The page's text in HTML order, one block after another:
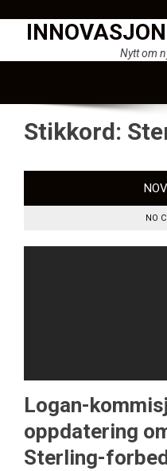
Nytt om
Stikkord:
NOV
NO
Logan-
oppdatering
Sterling-